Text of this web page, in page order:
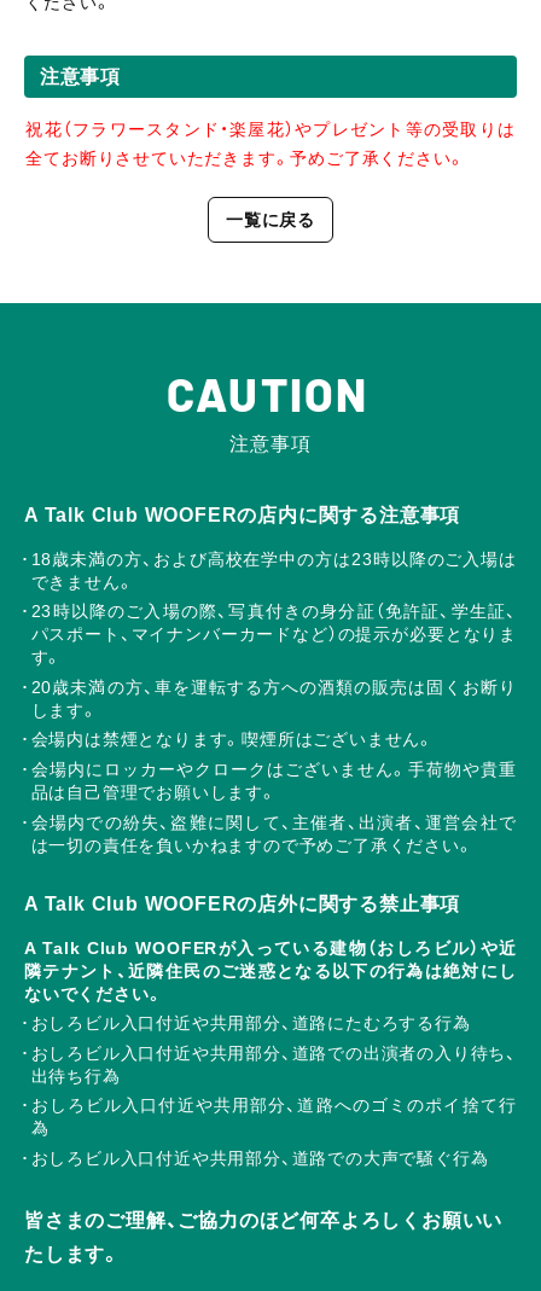
注意事項
祝花（フラワースタンド・楽屋花）やプレゼント等の受取りは
全てお断りさせていただきます。予めご了承ください。
一覧に戻る
CAUTION
注意事項
A Talk Club WOOFERの店内に関する注意事項
18歳未満の方、および高校在学中の方は23時以降のご入場は
できません。
23時以降のご入場の際、写真付きの身分証（免許証、学生証、
パスポート、マイナンバーカードなど）の提示が必要となりま
す。
20歳未満の方、車を運転する方への酒類の販売は固くお断り
します。
会場内は禁煙となります。喫煙所はございません。
会場内にロッカーやクロークはございません。手荷物や貴重
品は自己管理でお願いします。
会場内での紛失、盗難に関して、主催者、出演者、運営会社で
は一切の責任を負いかねますので予めご了承ください。
A Talk Club WOOFERの店外に関する禁止事項
A Talk Club WOOFERが入っている建物（おしろビル）や近
隣テナント、近隣住民のご迷惑となる以下の行為は絶対にし
ないでください。
おしろビル入口付近や共用部分、道路にたむろする行為
おしろビル入口付近や共用部分、道路での出演者の入り待ち、
出待ち行為
おしろビル入口付近や共用部分、道路へのゴミのポイ捨て行
為
おしろビル入口付近や共用部分、道路での大声で騒ぐ行為
皆さまのご理解、ご協力のほど何卒よろしくお願いい
たします。